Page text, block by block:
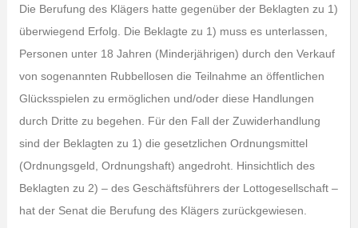
Die Berufung des Klägers hatte gegenüber der Beklagten zu 1)
überwiegend Erfolg. Die Beklagte zu 1) muss es unterlassen,
Personen unter 18 Jahren (Minderjährigen) durch den Verkauf
von sogenannten Rubbellosen die Teilnahme an öffentlichen
Glücksspielen zu ermöglichen und/oder diese Handlungen
durch Dritte zu begehen. Für den Fall der Zuwiderhandlung
sind der Beklagten zu 1) die gesetzlichen Ordnungsmittel
(Ordnungsgeld, Ordnungshaft) angedroht. Hinsichtlich des
Beklagten zu 2) – des Geschäftsführers der Lottogesellschaft –
hat der Senat die Berufung des Klägers zurückgewiesen.